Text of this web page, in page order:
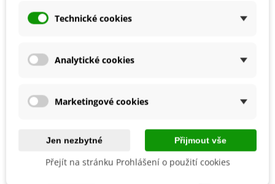
Mohlo by se také hodit
Technické cookies
Analytické cookies
Marketingové cookies
Jen nezbytné Přijmout vše
Přejít na stránku Prohlášení o použití cookies